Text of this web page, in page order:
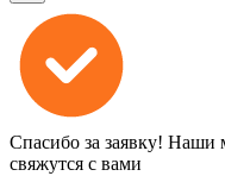
Спасибо за заявку! Наши
свяжутся с вами